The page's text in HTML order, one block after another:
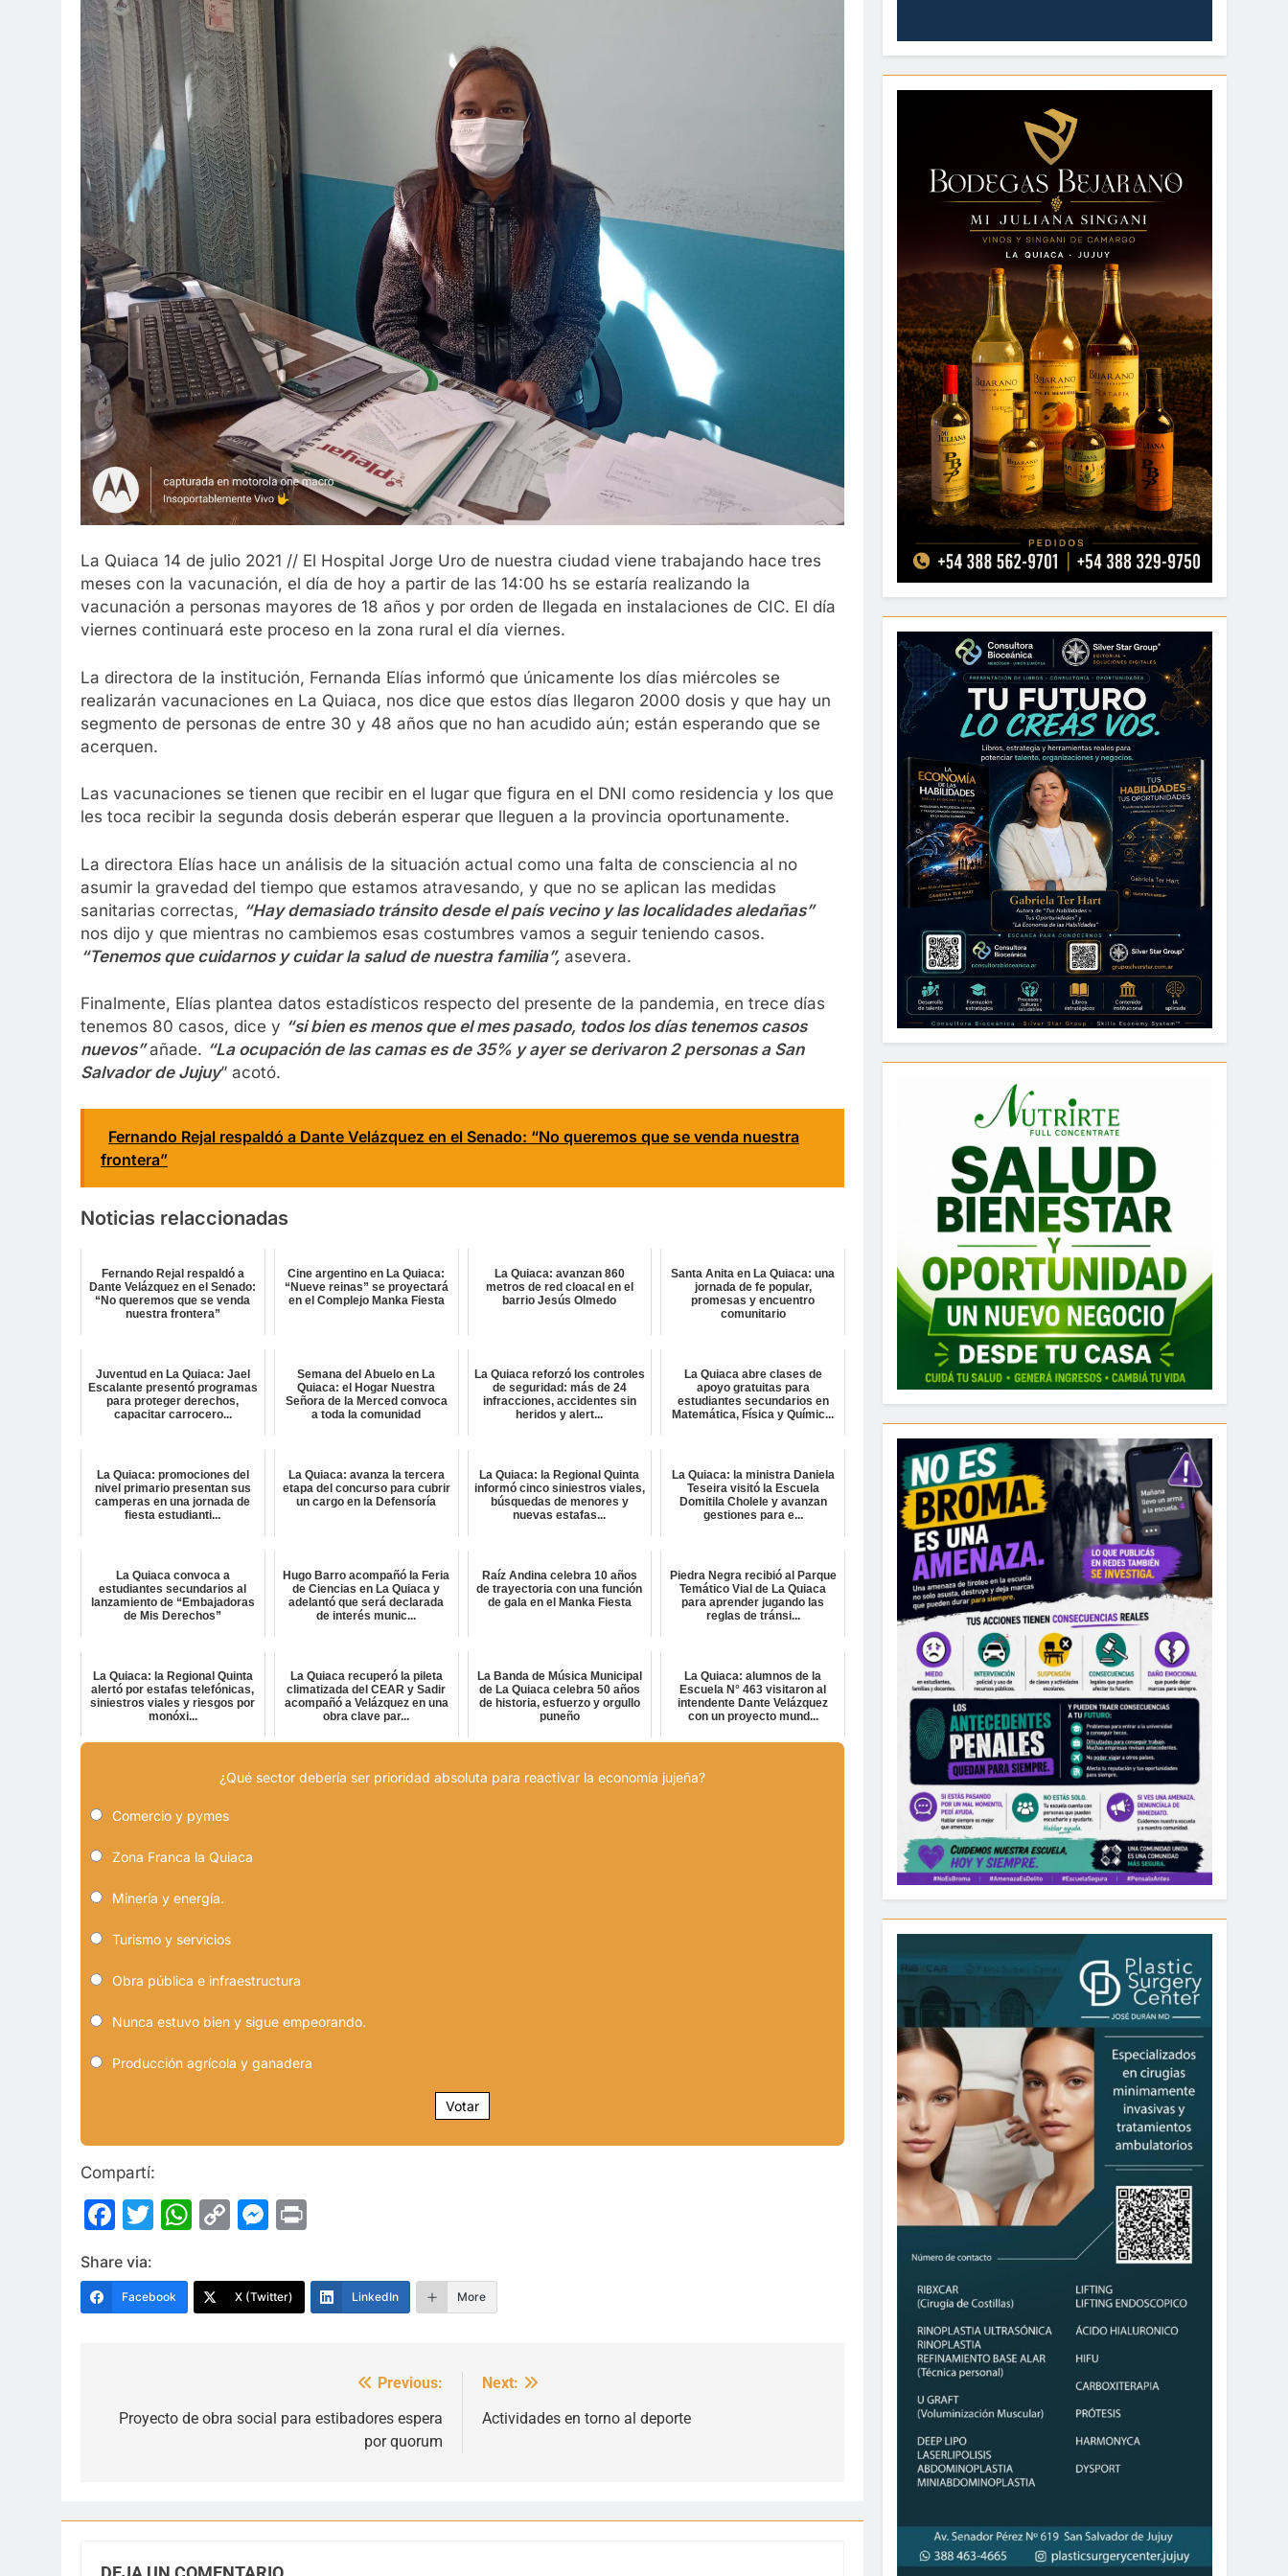
La Quiaca 14 de julio 2021 // El Hospital Jorge Uro de nuestra ciudad viene trabajando hace tres
meses con la vacunación, el día de hoy a partir de las 14:00 hs se estaría realizando la
vacunación a personas mayores de 18 años y por orden de llegada en instalaciones de CIC. El día
viernes continuará este proceso en la zona rural el día viernes.
La directora de la institución, Fernanda Elías informó que únicamente los días miércoles se
realizarán vacunaciones en La Quiaca, nos dice que estos días llegaron 2000 dosis y que hay un
segmento de personas de entre 30 y 48 años que no han acudido aún; están esperando que se
acerquen.
Las vacunaciones se tienen que recibir en el lugar que figura en el DNI como residencia y los que
les toca recibir la segunda dosis deberán esperar que lleguen a la provincia oportunamente.
La directora Elías hace un análisis de la situación actual como una falta de consciencia al no
asumir la gravedad del tiempo que estamos atravesando, y que no se aplican las medidas
sanitarias correctas, “Hay demasiado tránsito desde el país vecino y las localidades aledañas”
nos dijo y que mientras no cambiemos esas costumbres vamos a seguir teniendo casos.
“Tenemos que cuidarnos y cuidar la salud de nuestra familia”, asevera.
Finalmente, Elías plantea datos estadísticos respecto del presente de la pandemia, en trece días
tenemos 80 casos, dice y “si bien es menos que el mes pasado, todos los días tenemos casos
nuevos”añade. “La ocupación de las camas es de 35% y ayer se derivaron 2 personas a San
Salvador de Jujuy” acotó.
Fernando Rejal respaldó a Dante Velázquez en el Senado: “No queremos que se venda nuestra
frontera”
Noticias relaccionadas
Fernando Rejal respaldó a
Dante Velázquez en el Senado:
“No queremos que se venda
nuestra frontera”
Cine argentino en La Quiaca:
“Nueve reinas” se proyectará
en el Complejo Manka Fiesta
La Quiaca: avanzan 860
metros de red cloacal en el
barrio Jesús Olmedo
Santa Anita en La Quiaca: una
jornada de fe popular,
promesas y encuentro
comunitario
Juventud en La Quiaca: Jael
Escalante presentó programas
para proteger derechos,
capacitar carrocero...
Semana del Abuelo en La
Quiaca: el Hogar Nuestra
Señora de la Merced convoca
a toda la comunidad
La Quiaca reforzó los controles
de seguridad: más de 24
infracciones, accidentes sin
heridos y alert...
La Quiaca abre clases de
apoyo gratuitas para
estudiantes secundarios en
Matemática, Física y Químic...
La Quiaca: promociones del
nivel primario presentan sus
camperas en una jornada de
fiesta estudianti...
La Quiaca: avanza la tercera
etapa del concurso para cubrir
un cargo en la Defensoría
La Quiaca: la Regional Quinta
informó cinco siniestros viales,
búsquedas de menores y
nuevas estafas...
La Quiaca: la ministra Daniela
Teseira visitó la Escuela
Domitila Cholele y avanzan
gestiones para e...
La Quiaca convoca a
estudiantes secundarios al
lanzamiento de “Embajadoras
de Mis Derechos”
Hugo Barro acompañó la Feria
de Ciencias en La Quiaca y
adelantó que será declarada
de interés munic...
Raíz Andina celebra 10 años
de trayectoria con una función
de gala en el Manka Fiesta
Piedra Negra recibió al Parque
Temático Vial de La Quiaca
para aprender jugando las
reglas de tránsi...
La Quiaca: la Regional Quinta
alertó por estafas telefónicas,
siniestros viales y riesgos por
monóxi...
La Quiaca recuperó la pileta
climatizada del CEAR y Sadir
acompañó a Velázquez en una
obra clave par...
La Banda de Música Municipal
de La Quiaca celebra 50 años
de historia, esfuerzo y orgullo
puneño
La Quiaca: alumnos de la
Escuela N° 463 visitaron al
intendente Dante Velázquez
con un proyecto mund...
¿Qué sector debería ser prioridad absoluta para reactivar la economía jujeña?
Comercio y pymes
Zona Franca la Quiaca
Minería y energía.
Turismo y servicios
Obra pública e infraestructura
Nunca estuvo bien y sigue empeorando.
Producción agrícola y ganadera
Votar
Compartí:
Facebook
Twitter
WhatsApp
CopyMessenger
Share via:
Facebook X (Twitter) LinkedIn More
de
Previous:
Proyecto de obra social para estibadores espera
por quorum
Next:
Actividades en torno al deporte